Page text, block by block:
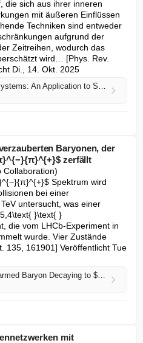
die sich aus ihrer inneren
mit äußeren Einflüssen
Techniken sind entweder
aufgrund der
Zeitreihen, wodurch das
wird… [Phys. Rev.
Di., 14. Okt. 2025
Persistence in Physical Systems: An Application to Soil Moisture Memory
Baryonen, der
zerfällt
Collaboration)
Spektrum wird
bei einer
untersucht, was einer
}\text{ }
die vom LHCb-Experiment in
wurde. Vier Zustände
135, 161901] Veröffentlicht Tue
Observation of a New Charmed Baryon Decaying to ${\mathrm{Ξ}}_{c}^{+}{π}^{−}{π}^{+}$
mit